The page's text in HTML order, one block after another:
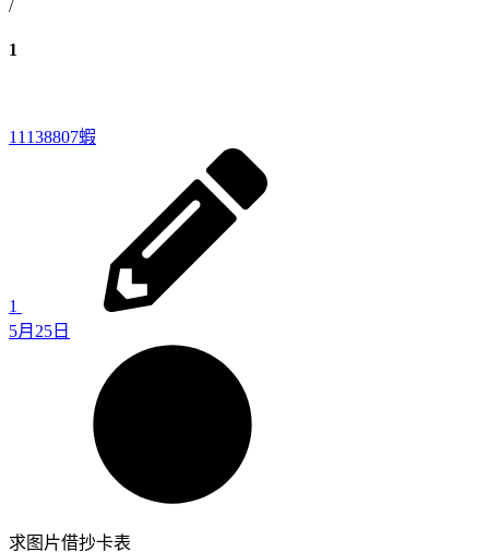
/
1
11138807蝦
1
5月25日
求图片借抄卡表